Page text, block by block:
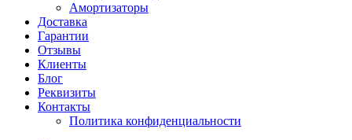
Амортизаторы
Доставка
Гарантии
Отзывы
Клиенты
Блог
Реквизиты
Контакты
Политика конфиденциальности